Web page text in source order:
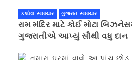
કલોલ સમાચાર ગુજરાત સમાચાર
રામ મંદિર માટે કોઈ મોટા
ગુજરાતીએ આપ્યું સૌથી વધુ દાન